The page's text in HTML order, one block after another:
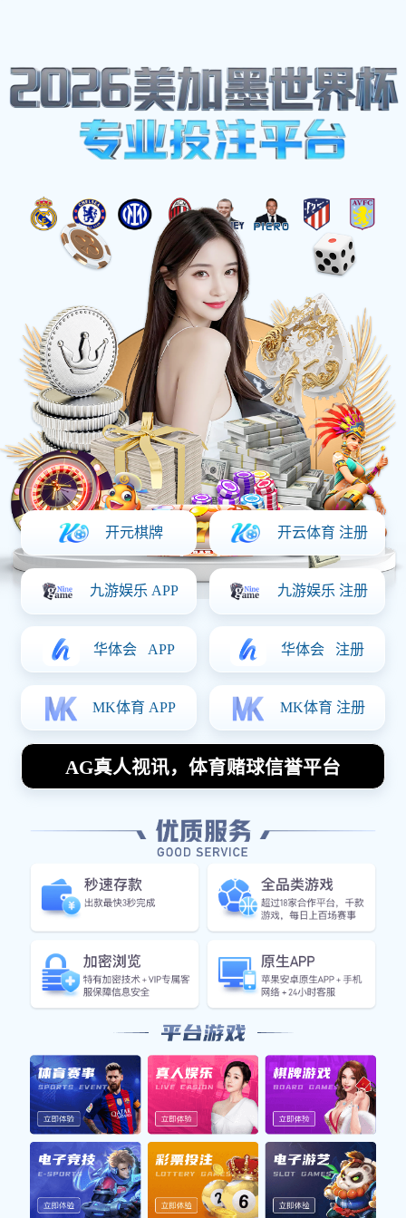
JUTZE 3D SPI
产品详情
双数字投影，无阴影，精度高
智能零平面搜索
采用平面拟合，完美应对基板弯曲，可适应柔性基板
多频数字光栅投影技术
通过高低频率光栅结合，有效提高了检测范围。
可图形化的提供品质趋势分布，提前预判缺陷。并提前找出造成趋
势的潜在因素，及时调整，控制趋势蔓延。
上一篇：KOH YOUNG KY 8030-3全3D锡膏印刷检测设备KY
8030-3
下一篇：JUTZE SEMI-2500
友情链接: